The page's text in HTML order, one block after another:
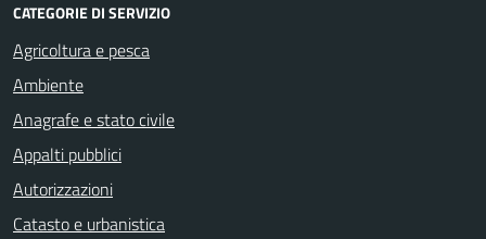
CATEGORIE DI SERVIZIO
Agricoltura e pesca
Ambiente
Anagrafe e stato civile
Appalti pubblici
Autorizzazioni
Catasto e urbanistica